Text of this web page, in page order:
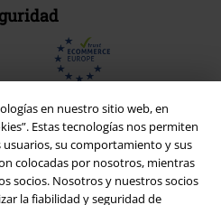
en nuestro sitio web, en
Estas tecnologías nos permiten
su comportamiento y sus
colocadas por nosotros, mientras
socios. Nosotros y nuestros socios
la fiabilidad y seguridad de